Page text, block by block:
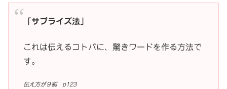
「サプライズ法」
これは伝えるコトバに、驚きワードを作る方法で
す。
伝え方が９割 p123